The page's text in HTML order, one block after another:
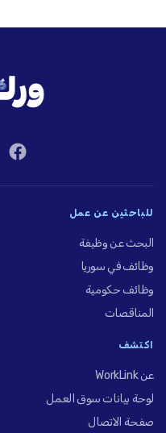
للباحثين عن عمل
البحث عن وظيفة
وظائف في سوريا
وظائف حكومية
المناقصات
اكتشف
عن WorkLink
لوحة بيانات سوق العمل
صفحة الاتصال